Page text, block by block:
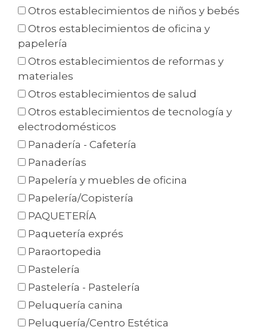
Otros establecimientos de niños y bebés
Otros establecimientos de oficina y
papelería
Otros establecimientos de reformas y
materiales
Otros establecimientos de salud
Otros establecimientos de tecnología y
electrodomésticos
Panadería - Cafetería
Panaderías
Papelería y muebles de oficina
Papelería/Copistería
PAQUETERÍA
Paquetería exprés
Paraortopedia
Pastelería
Pastelería - Pastelería
Peluquería canina
Peluquería/Centro Estética